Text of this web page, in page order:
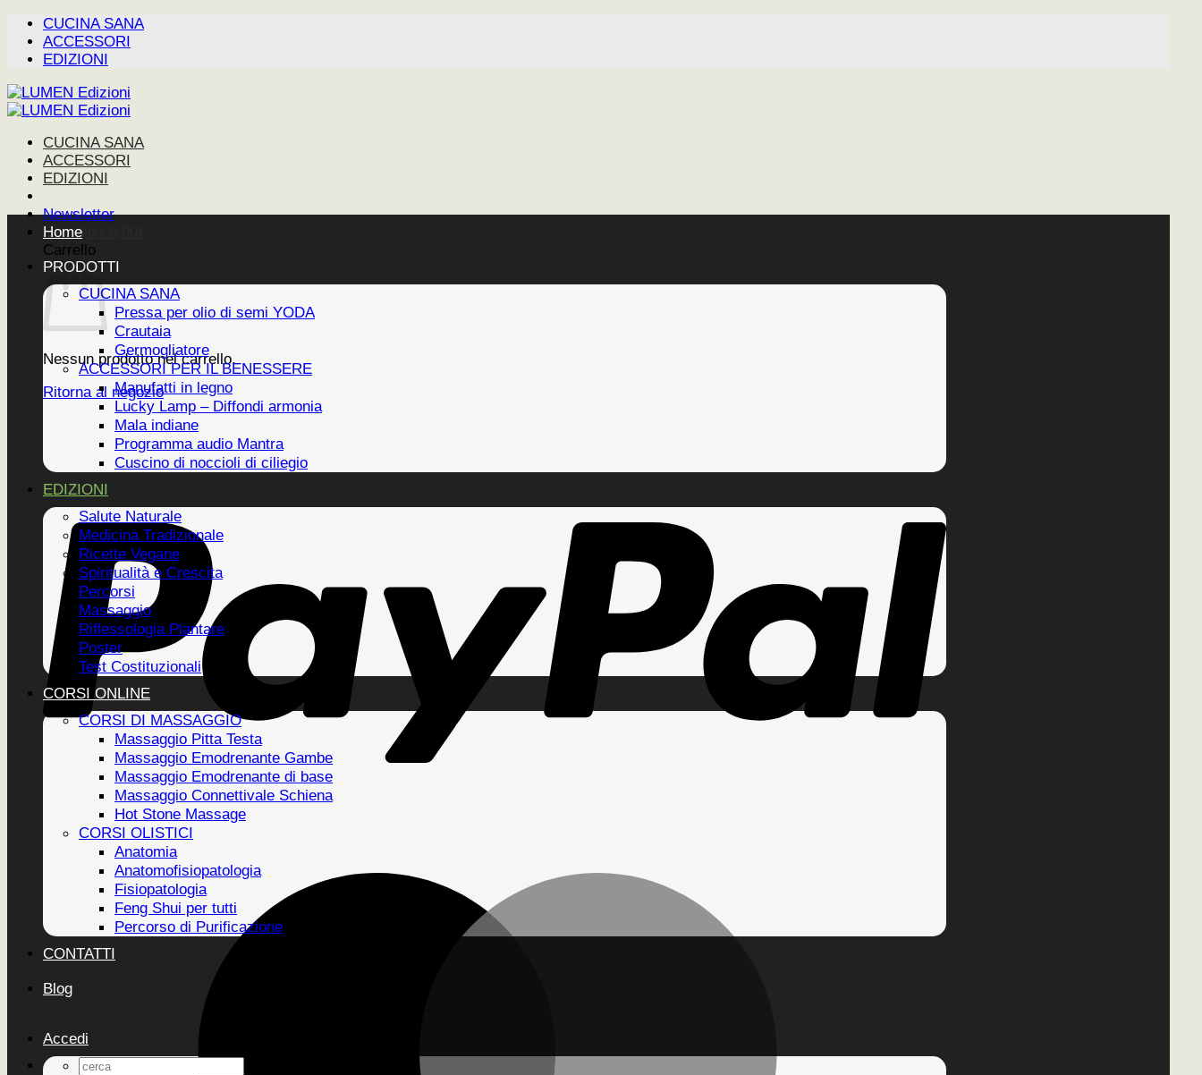
Salta
contenuti
CUCINA SANA
ACCESSORI
EDIZIONI
CUCINA SANA
ACCESSORI
EDIZIONI
Newsletter
Carrello /
Carrello
Nessun prodotto nel carrello.
Ritorna al negozio
Home
PRODOTTI
CUCINA SANA
Pressa per olio di semi YODA
Crautaia
Germogliatore
ACCESSORI PER IL BENESSERE
Manufatti in legno
Lucky Lamp – Diffondi armonia
Mala indiane
Programma audio Mantra
Cuscino di noccioli di ciliegio
EDIZIONI
Salute Naturale
Medicina Tradizionale
Ricette Vegane
Spiritualità e Crescita
Percorsi
Massaggio
Riflessologia Plantare
Poster
Test Costituzionali
CORSI ONLINE
CORSI DI MASSAGGIO
Massaggio Pitta Testa
Massaggio Emodrenante Gambe
Massaggio Emodrenante di base
Massaggio Connettivale Schiena
Hot Stone Massage
CORSI OLISTICI
Anatomia
Anatomofisiopatologia
Fisiopatologia
Feng Shui per tutti
Percorso di Purificazione
CONTATTI
Blog
Accedi
Cerca: